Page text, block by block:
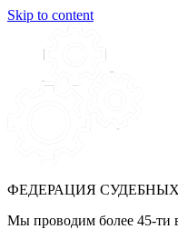
Skip to content
ФЕДЕРАЦИЯ
Мы проводим более 45-ти